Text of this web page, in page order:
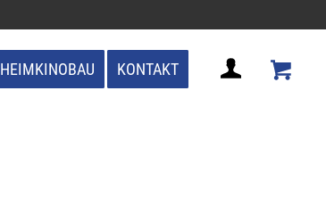
HEIMKINOBAU KONTAKT